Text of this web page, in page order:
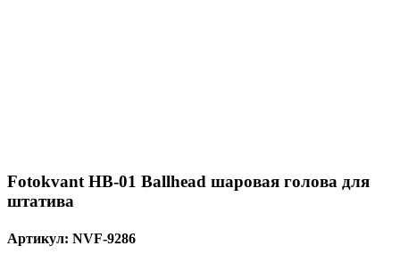
Fotokvant HB-01 Ballhead шаровая голова для
штатива
Артикул: NVF-9286